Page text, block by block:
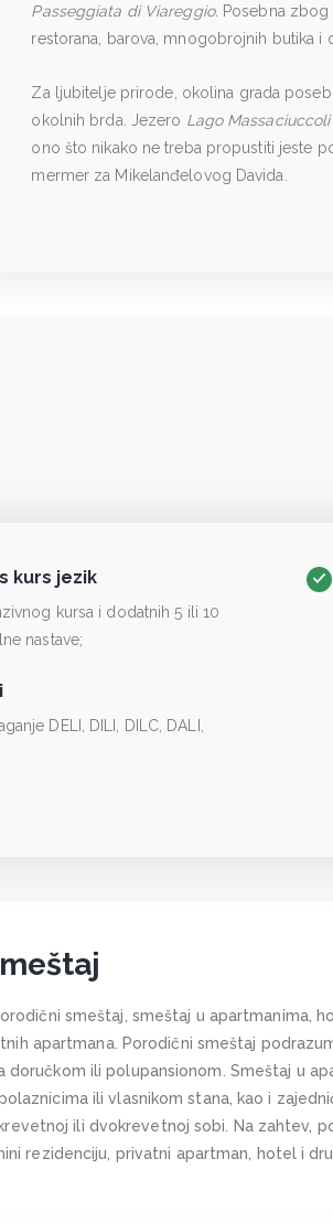
Passeggiata di Viareggio. Posebna zbog
restorana, barova, mnogobrojnih butika i
Za ljubitelje prirode, okolina grada
okolnih brda. Jezero Lago Massaciuccoli
ono što nikako ne treba propustiti jeste
mermer za Mikelanđelovog Davida.
kurs jezik
kursa i dodatnih 5 ili 10
nastave;
DELI, DILI, DILC, DALI,
smeštaj, smeštaj u apartmanima,
apartmana. Porodični smeštaj
ili polupansionom. Smeštaj u
ili vlasnikom stana, kao i
ili dvokrevetnoj sobi. Na zahtev,
rezidenciju, privatni apartman, hotel i